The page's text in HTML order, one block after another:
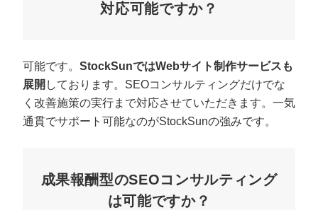
対応可能ですか？
可能です。 StockSunではWebサイト制作サービスも
展開 しております。SEOコンサルティングだけでな
く改善施策の実行まで対応させていただきます。一気
通貫でサポート可能なのがStockSunの強みです。
成果報酬型のSEOコンサルティング
は可能ですか？